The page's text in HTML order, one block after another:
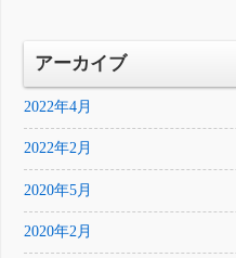
アーカイブ
2022年4月
2022年2月
2020年5月
2020年2月